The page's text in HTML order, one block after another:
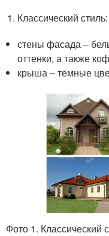
Классический стиль:
стены фасада –
оттенки, а также
крыша – темные
Фото 1. Классический